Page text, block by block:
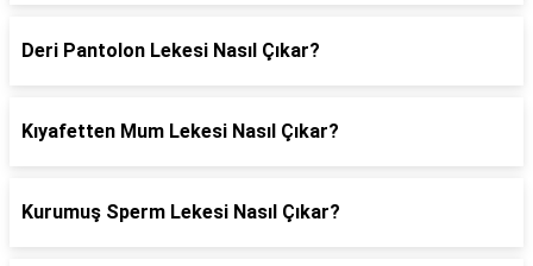
Deri Pantolon Lekesi Nasıl Çıkar?
Kıyafetten Mum Lekesi Nasıl Çıkar?
Kurumuş Sperm Lekesi Nasıl Çıkar?